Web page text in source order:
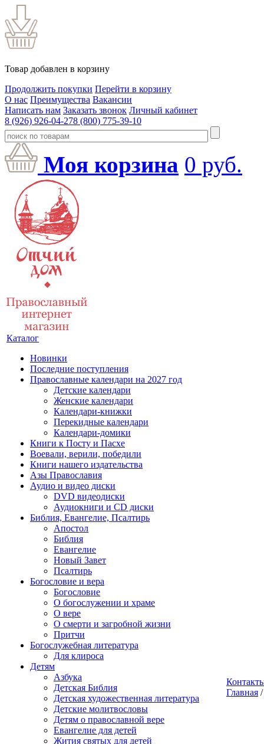
Товар добавлен в корзину
Продолжить покупки Перейти в корзину
О нас Преимущества Вакансии
Написать нам Заказать звонок Личный кабинет
8 (926) 926-04-278 (800) 775-39-10
Моя корзина 0 руб.
Каталог
Новинки
Последние поступления
Православные календари на 2027 год
Детские календари
Женские календари
Календари-книжки
Перекидные календари
Календари-домики
Книги к Посту и Пасхе
Воевали, верили, победили
Книги нашего издательства
Азы Православия
Аудио и видео диски
DVD видеодиски
Аудиокниги и CD диски
Библия, Евангелие, Псалтирь
Апостол
Библия
Евангелие
Новый Завет
Псалтирь
Богословие и вера
Богословие
О богослужении и храме
О вере
О смерти и загробной жизни
Притчи
Богослужебная литература
Для клироса
Детям
Азбука
Детская Библия
Детская художественная литература
Детские молитвословы
Детям о православной вере
Евангелие для детей
Жития святых для детей
Главная